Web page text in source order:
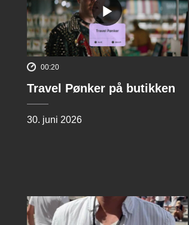
00:20
Travel Pønker på butikken
30. juni 2026